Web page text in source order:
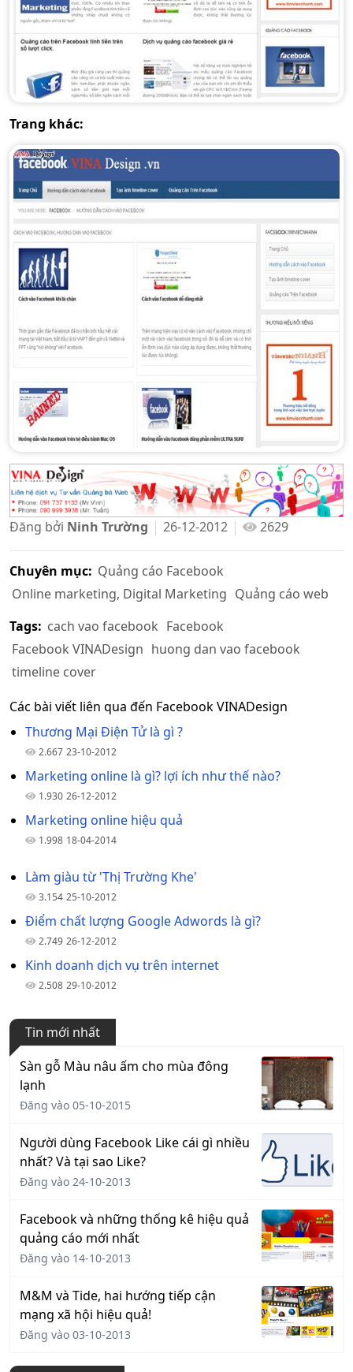
Trang khác:
Đăng bởi Ninh Trường 26-12-2012 2629
Chuyên mục: Quảng cáo Facebook
Online marketing, Digital Marketing Quảng cáo web
Tags: cach vao facebook Facebook
Facebook VINADesign huong dan vao facebook
timeline cover
Các bài viết liên qua đến Facebook VINADesign
Thương Mại Điện Tử là gì ?
2.667 23-10-2012
Marketing online là gì? lợi ích như thế nào?
1.930 26-12-2012
Marketing online hiệu quả
1.998 18-04-2014
Làm giàu từ 'Thị Trường Khe'
3.154 25-10-2012
Điểm chất lượng Google Adwords là gì?
2.749 26-12-2012
Kinh doanh dịch vụ trên internet
2.508 29-10-2012
Tin mới nhất
Sàn gỗ Màu nâu ấm cho mùa đông
lạnh
Đăng vào 05-10-2015
Người dùng Facebook Like cái gì nhiều
nhất? Và tại sao Like?
Đăng vào 24-10-2013
Facebook và những thống kê hiệu quả
quảng cáo mới nhất
Đăng vào 14-10-2013
M&M và Tide, hai hướng tiếp cận
mạng xã hội hiệu quả!
Đăng vào 03-10-2013